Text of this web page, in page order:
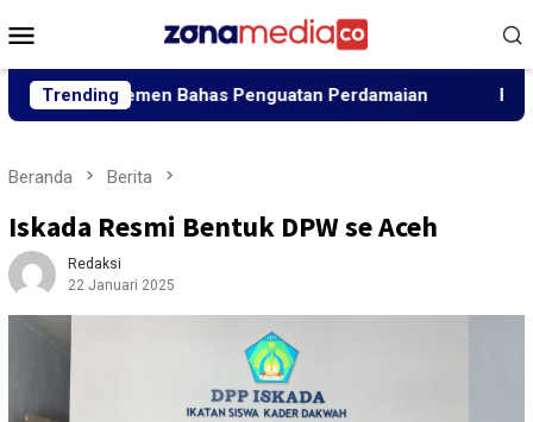
ke
Mobile
Trending
Elemen Bahas Penguatan Perdamaian Panglima
Beranda Berita
Iskada Resmi Bentuk DPW se Aceh
Redaksi
22 Januari 2025